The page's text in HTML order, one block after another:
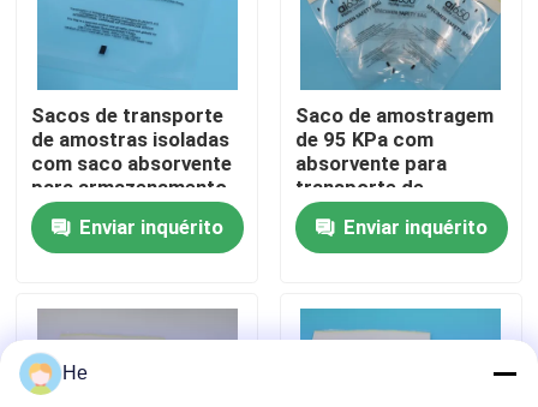
Visita à fábrica
Controle de qualidade
Notícias
Solicite um orçamento
saco do transporte do espécime 95kPa
Sacos de transporte
de amostras isoladas
com saco absorvente
para armazenamento
de amostras de
sangue sensíveis à
temperatura e
laboratórios de risco
biológico
Enviar inquérito
Saco de amostragem
de 95 KPa com
absorvente para
transporte de
laboratório
Enviar inquérito
He